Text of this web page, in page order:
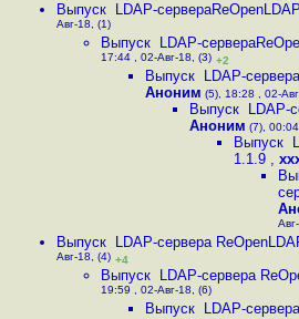
Выпуск LDAP-
Авг-18, (1)
Выпуск LDAP-
17:44 , 02-Авг-18, (3) +2
Выпуск LDAP-
Аноним (5), 18:28 , 02-
Выпуск LDAP-
Аноним (7),
Выпуск
1.1.9 ,
Выпуск LDAP-сервера
Авг-18, (4) +4
Выпуск LDAP-сервера
19:59 , 02-Авг-18, (6)
Выпуск LDAP-